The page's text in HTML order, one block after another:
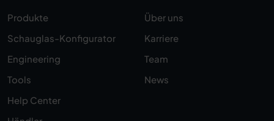
Produkte
Schauglas-Konfigurator
Engineering
Tools
Help Center
Über uns
Karriere
Team
News